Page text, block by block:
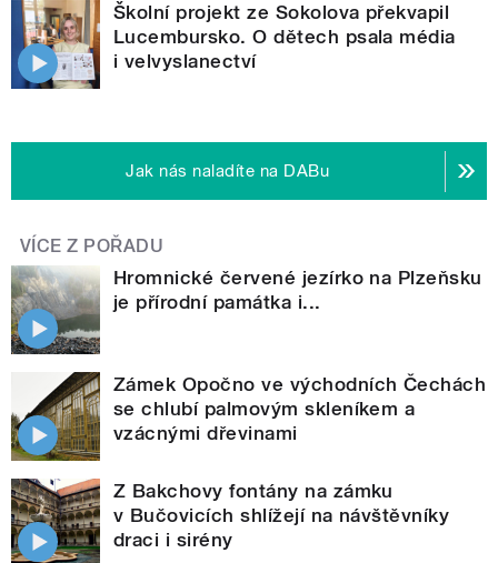
Školní projekt ze Sokolova překvapil
Lucembursko. O dětech psala média
i velvyslanectví
Jak nás naladíte na DABu
VÍCE Z POŘADU
Hromnické červené jezírko na Plzeňsku
je přírodní památka i...
Zámek Opočno ve východních Čechách
se chlubí palmovým skleníkem a
vzácnými dřevinami
Z Bakchovy fontány na zámku
v Bučovicích shlížejí na návštěvníky
draci i sirény